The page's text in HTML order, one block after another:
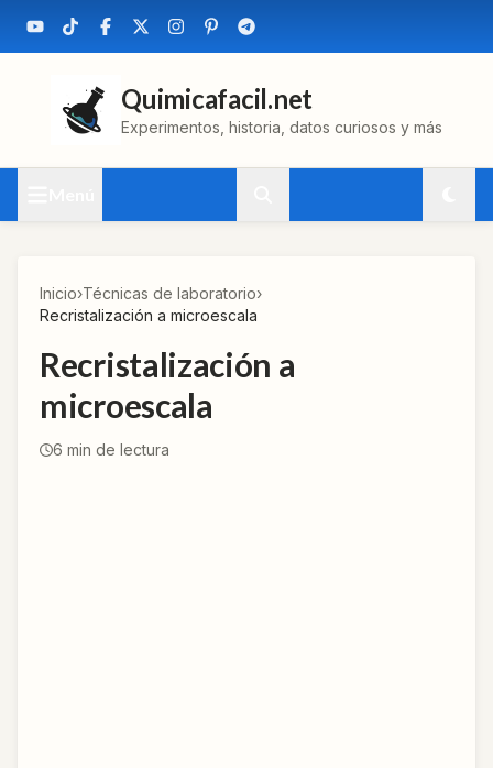
Quimicafacil.net
Experimentos, historia, datos curiosos y más
Inicio›Técnicas de laboratorio›
Recristalización a microescala
Recristalización a
microescala
6 min de lectura